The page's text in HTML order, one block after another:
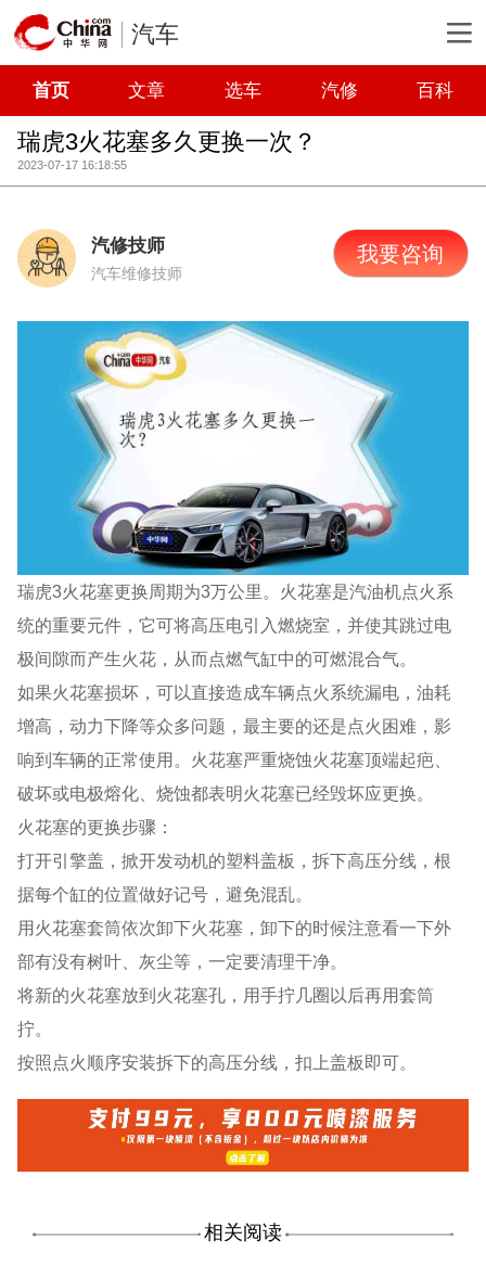
汽车
首页 文章 选车 汽修 百科
瑞虎3火花塞多久更换一次？
2023-07-17 16:18:55
汽修技师
汽车维修技师
我要咨询
瑞虎3火花塞更换周期为3万公里。火花塞是汽油机点火系
统的重要元件，它可将高压电引入燃烧室，并使其跳过电
极间隙而产生火花，从而点燃气缸中的可燃混合气。
如果火花塞损坏，可以直接造成车辆点火系统漏电，油耗
增高，动力下降等众多问题，最主要的还是点火困难，影
响到车辆的正常使用。火花塞严重烧蚀火花塞顶端起疤、
破坏或电极熔化、烧蚀都表明火花塞已经毁坏应更换。
火花塞的更换步骤：
打开引擎盖，掀开发动机的塑料盖板，拆下高压分线，根
据每个缸的位置做好记号，避免混乱。
用火花塞套筒依次卸下火花塞，卸下的时候注意看一下外
部有没有树叶、灰尘等，一定要清理干净。
将新的火花塞放到火花塞孔，用手拧几圈以后再用套筒
拧。
按照点火顺序安装拆下的高压分线，扣上盖板即可。
相关阅读